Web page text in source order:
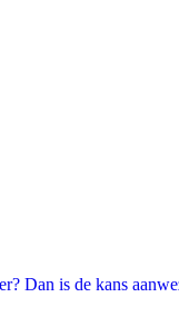
Dan is de kans